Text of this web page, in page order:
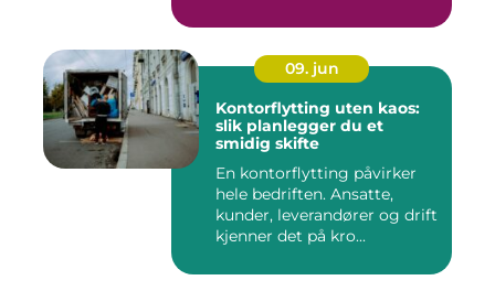
09. jun
Kontorflytting uten kaos:
slik planlegger du et
smidig skifte
En kontorflytting påvirker
hele bedriften. Ansatte,
kunder, leverandører og drift
kjenner det på kro...